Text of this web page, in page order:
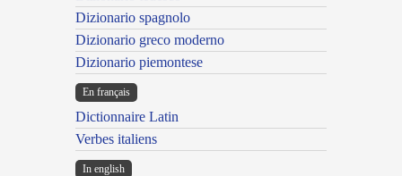
Dizionario spagnolo
Dizionario greco moderno
Dizionario piemontese
En français
Dictionnaire Latin
Verbes italiens
In english